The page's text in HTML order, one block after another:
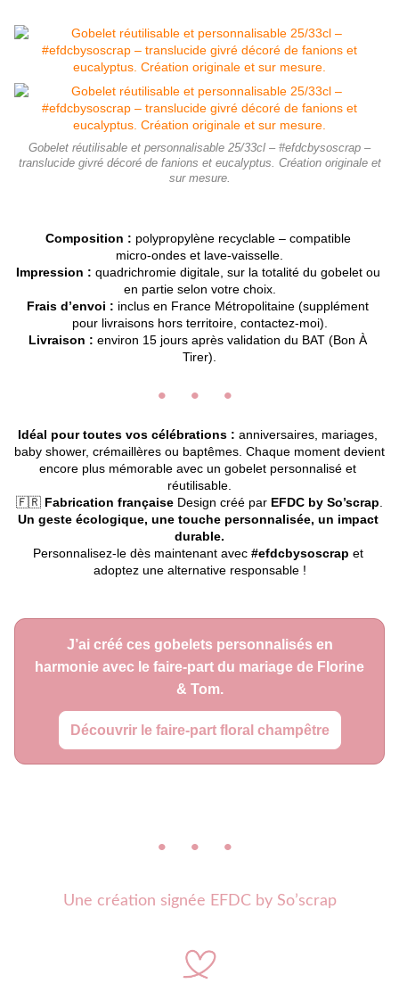
Gobelet réutilisable et personnalisable 25/33cl – #efdcbysoscrap –
translucide givré décoré de fanions et eucalyptus. Création originale et
sur mesure.
Composition : polypropylène recyclable – compatible
micro‑ondes et lave‑vaisselle.
Impression : quadrichromie digitale, sur la totalité du gobelet ou
en partie selon votre choix.
Frais d’envoi : inclus en France Métropolitaine (supplément
pour livraisons hors territoire, contactez‑moi).
Livraison : environ 15 jours après validation du BAT (Bon À
Tirer).
• • •
Idéal pour toutes vos célébrations : anniversaires, mariages,
baby shower, crémaillères ou baptêmes. Chaque moment devient
encore plus mémorable avec un gobelet personnalisé et
réutilisable.
🇫🇷 Fabrication française Design créé par EFDC by So’scrap
Un geste écologique, une touche personnalisée, un impact
durable.
Personnalisez‑le dès maintenant avec #efdcbysoscrap et
adoptez une alternative responsable !
J’ai créé ces gobelets personnalisés en
harmonie avec le faire-part du mariage de Florine
& Tom.
Découvrir le faire‑part floral champêtre
• • •
Une création signée EFDC by So’scrap